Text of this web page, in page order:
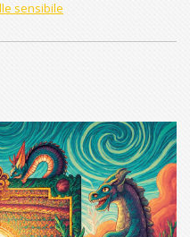
sensibile